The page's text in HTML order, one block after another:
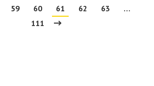
59 60 61 62 63
…
111